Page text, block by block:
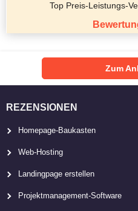
Top Preis-Leistungs-
Zum
REZENSIONEN
Homepage-Baukasten
Web-Hosting
Landingpage erstellen
Projektmanagement-Software